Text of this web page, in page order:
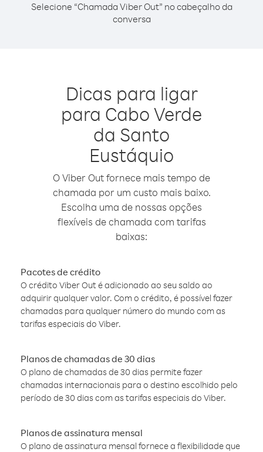
Selecione “Chamada Viber Out” no cabeçalho da
conversa
Dicas para ligar
para Cabo Verde
da Santo
Eustáquio
O Viber Out fornece mais tempo de
chamada por um custo mais baixo.
Escolha uma de nossas opções
flexíveis de chamada com tarifas
baixas:
Pacotes de crédito
O crédito Viber Out é adicionado ao seu saldo ao
adquirir qualquer valor. Com o crédito, é possível fazer
chamadas para qualquer número do mundo com as
tarifas especiais do Viber.
Planos de chamadas de 30 dias
O plano de chamadas de 30 dias permite fazer
chamadas internacionais para o destino escolhido pelo
período de 30 dias com as tarifas especiais do Viber.
Planos de assinatura mensal
O plano de assinatura mensal fornece a flexibilidade que